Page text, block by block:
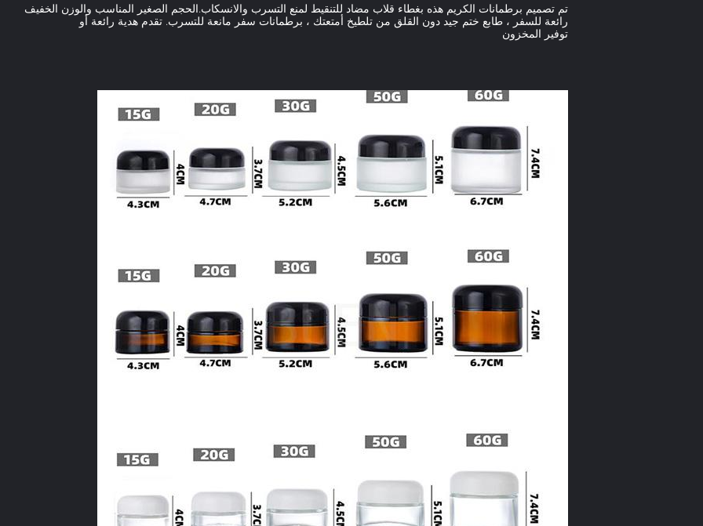
تم تصميم برطمانات الكريم هذه بغطاء قلاب مضاد للتنقيط لمنع التسرب والانسكاب.الحجم الصغير المناسب والوزن الخفيف
رائعة للسفر ، طابع ختم جيد دون القلق من تلطيخ أمتعتك ، برطمانات سفر مانعة للتسرب. تقدم هدية رائعة أو
توفير المخزون